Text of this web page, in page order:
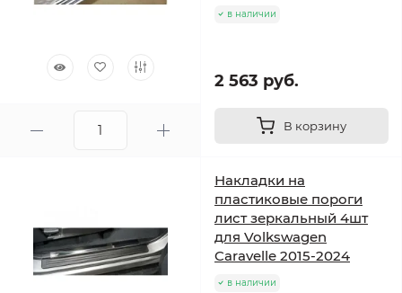
в наличии
2 563 руб.
В корзину
Накладки на
пластиковые пороги
лист зеркальный 4шт
для Volkswagen
Caravelle 2015-2024
в наличии